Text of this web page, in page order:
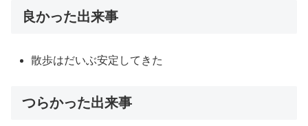
良かった出来事
散歩はだいぶ安定してきた
つらかった出来事